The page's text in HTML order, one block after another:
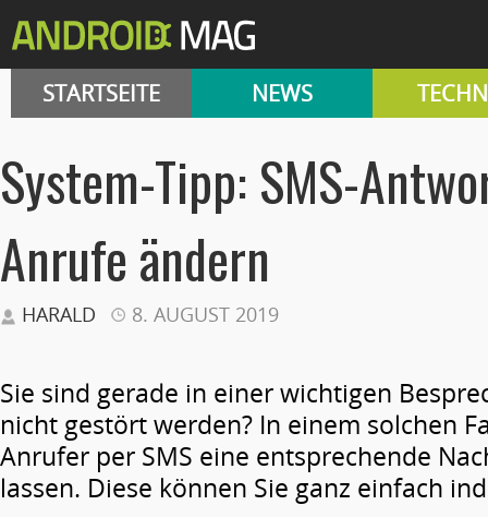
STARTSEITE NEWS
System-Tipp: SMS-
Anrufe ändern
HARALD 8. AUGUST 2019
Sie sind gerade in einer wichtigen
nicht gestört werden? In einem solchen
Anrufer per SMS eine entsprechende
lassen. Diese können Sie ganz einfach